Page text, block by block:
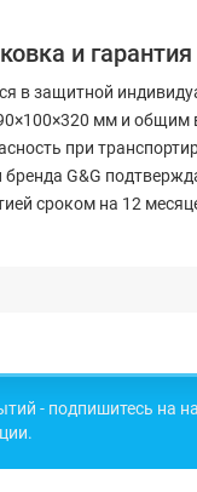
и гарантия
в защитной
мм и общим
при
G&G
сроком на 12
- подпишитесь на